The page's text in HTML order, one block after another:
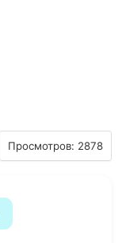
Просмотров: 2878